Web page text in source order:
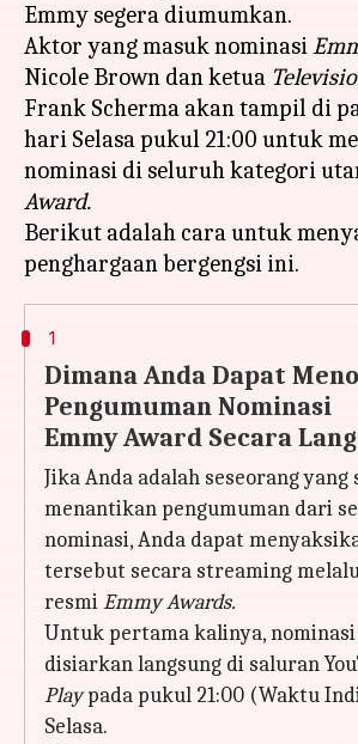
Emmy segera diumumkan.
Aktor yang masuk nominasi
Nicole Brown dan ketua
Frank Scherma akan tampil di
hari Selasa pukul 21:00 untuk
nominasi di seluruh kategori
Award.
Berikut adalah cara untuk
1
Dimana Anda Dapat
Pengumuman Nominasi
Emmy Award Secara
Jika Anda adalah seseorang yang
menantikan pengumuman dari
nominasi, Anda dapat
tersebut secara streaming
resmiEmmy Awards.
Untuk pertama kalinya,
disiarkan langsung di saluran
Playpada pukul 21:00 (Waktu
Selasa.